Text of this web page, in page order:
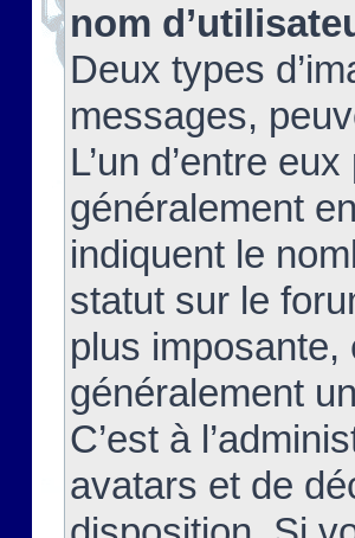
nom
Deux types
messages,
L’un d’entre
généralement
indiquent le
statut sur le
plus imposante,
généralement
C’est à
avatars et de